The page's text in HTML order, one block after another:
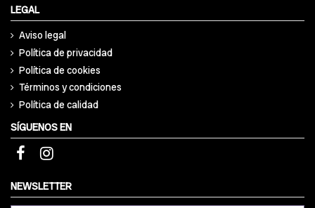
LEGAL
Aviso legal
Política de privacidad
Política de cookies
Términos y condiciones
Política de calidad
SÍGUENOS EN
NEWSLETTER